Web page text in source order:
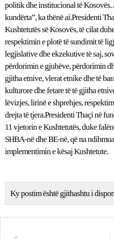
politik dhe institucional të Kosovës.
kundërta”, ka thënë ai.Presidenti
Kushtetutës së Kosovës, të cilat
respektimin e plotë të sundimit të
legjislative dhe ekzekutive të saj,
përdorimin e gjuhëve, përdorimin
gjitha etnive, vlerat etnike dhe të
kulturore dhe fetare të të gjitha
lëvizjes, lirinë e shprehjes,
drejta të tjera.Presidenti Thaçi në
11 vjetorin e Kushtetutës, duke
SHBA-në dhe BE-në, që na
implementimin e kësaj Kushtetute.
Ky postim është gjithashtu i